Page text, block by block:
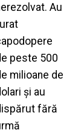
Au
peste 500
milioane de
și au
fără